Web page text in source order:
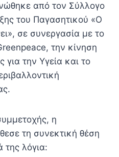
από τον Σύλλογο
του Παγασητικού «Ο
σε συνεργασία με το
την κίνηση
για την Υγεία και το
η
τη συνεκτική θέση
της λόγια: